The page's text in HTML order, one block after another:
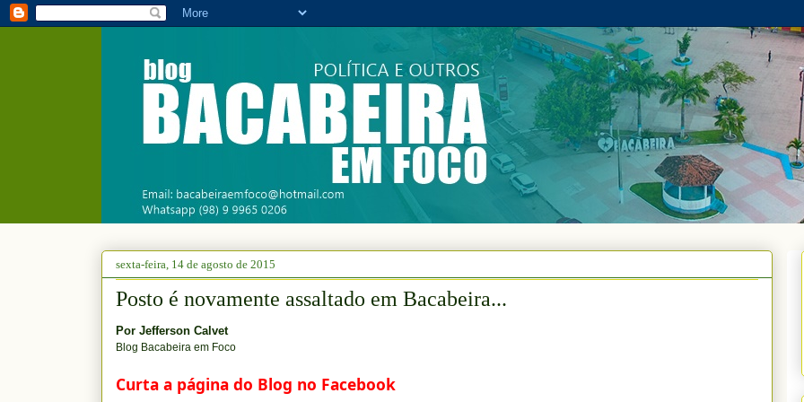
sexta-feira, 14 de agosto de 2015
Posto é novamente assaltado em Bacabeira...
Por Jefferson Calvet
Blog Bacabeira em Foco
Curta a página do Blog no Facebook